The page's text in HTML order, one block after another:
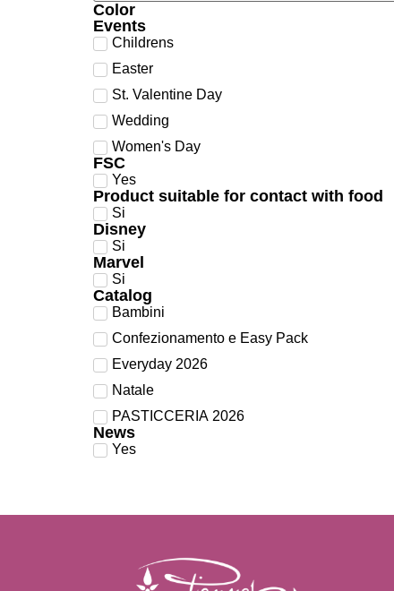
Color
Events
Childrens
Easter
St. Valentine Day
Wedding
Women's Day
FSC
Yes
Product suitable for contact with food
Si
Disney
Si
Marvel
Si
Catalog
Bambini
Confezionamento e Easy Pack
Everyday 2026
Natale
PASTICCERIA 2026
News
Yes